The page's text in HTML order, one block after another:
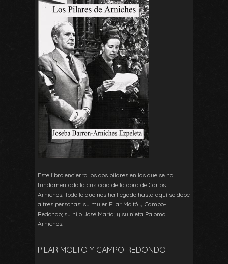
Este libro encierra los dos pilares en los que se ha
fundamentado la custodia de la obra de Carlos
Arniches. Todo lo que nos ha llegado hasta aquí se debe
a tres personas: su mujer Pilar Moltó y Campo-
Redondo; su hijo José María; y su nieta Paloma
Arniches.
PILAR MOLTO Y CAMPO REDONDO